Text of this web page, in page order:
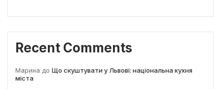
Recent Comments
Марина до Що скуштувати у Львові: національна кухня
міста